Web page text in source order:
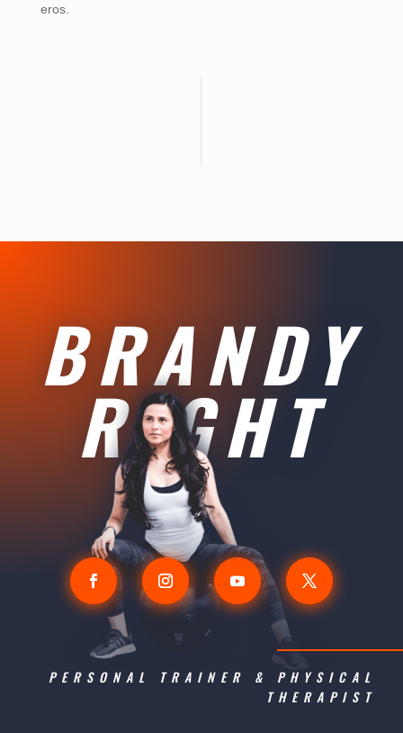
eros.
BRANDY
RIGHT
PERSONAL TRAINER & PHYSICAL
THERAPIST